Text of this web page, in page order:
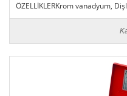
ÖZELLİKLERKrom vanadyum,